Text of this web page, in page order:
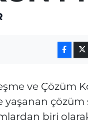
ve Çözüm
çözüm
biri